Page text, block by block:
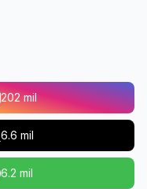
202 mil
6.6 mil
6.2 mil